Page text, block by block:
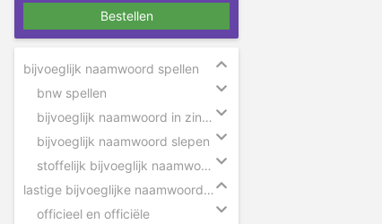
Bestellen
bijvoeglijk naamwoord spellen
bnw spellen
bijvoeglijk naamwoord in zinnen
bijvoeglijk naamwoord slepen
stoffelijk bijvoeglijk naamwoord herkennen
lastige bijvoeglijke naamwoorden
officieel en officiële